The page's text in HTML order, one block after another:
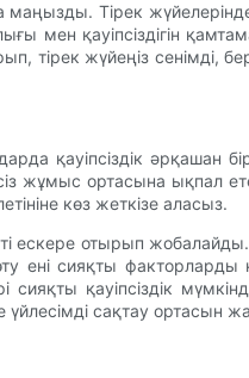
Тірек
мен қауіпсіздігін
тірек жүйеңіз сенімді,
қауіпсіздік әрқашан
жұмыс ортасына ықпал
көз жеткізе аласыз.
ескере отырып
сияқты факторларды
қауіпсіздік
үйлесімді сақтау ортасын